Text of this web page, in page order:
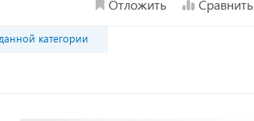
Отложить
Сравнить
категории